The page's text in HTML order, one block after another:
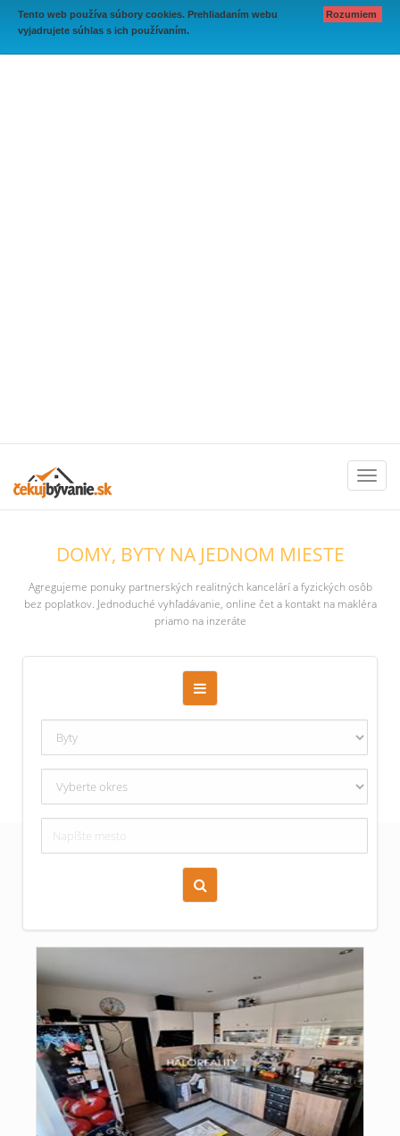
Tento web používa súbory cookies. Prehliadaním webu
vyjadrujete súhlas s ich používaním.
Rozumiem
DOMY, BYTY NA JEDNOM MIESTE
Agregujeme ponuky partnerských realitných kancelárí a fyzických osôb
bez poplatkov. Jednoduché vyhľadávanie, online čet a kontakt na makléra
priamo na inzeráte
Zoraď podľa času pridania